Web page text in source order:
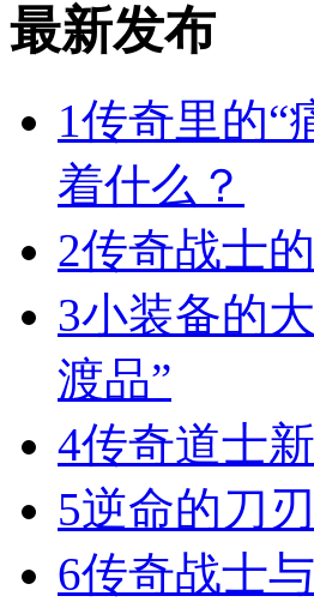
最新发布
1传奇里的“
着什么？
2传奇战士
3小装备的
渡品”
4传奇道士
5逆命的刀
6传奇战士